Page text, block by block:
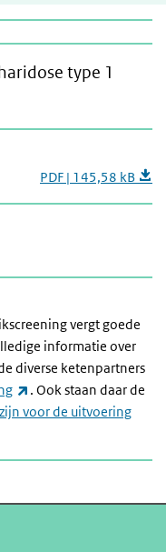
type 1
PDF | 145,58 kB
vergt goede
informatie over
diverse ketenpartners
(externe link)
. Ook staan daar de
voor de uitvoering